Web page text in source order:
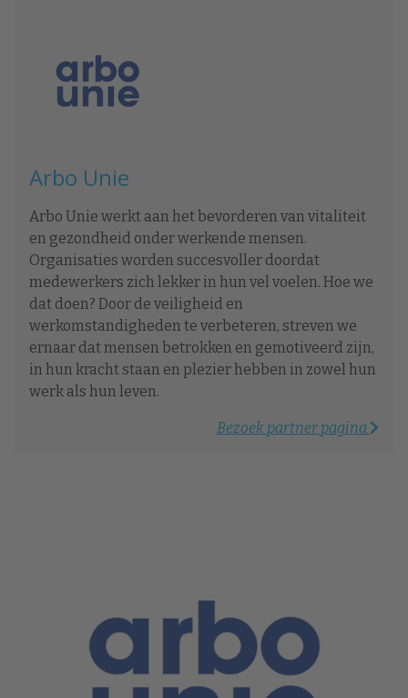
Arbo Unie
Arbo Unie werkt aan het bevorderen van vitaliteit
en gezondheid onder werkende mensen.
Organisaties worden succesvoller doordat
medewerkers zich lekker in hun vel voelen. Hoe we
dat doen? Door de veiligheid en
werkomstandigheden te verbeteren, streven we
ernaar dat mensen betrokken en gemotiveerd zijn,
in hun kracht staan en plezier hebben in zowel hun
werk als hun leven.
Bezoek partner pagina